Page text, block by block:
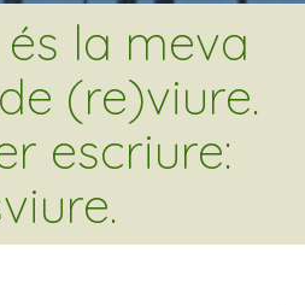
la meva
(re)viure.
escriure: